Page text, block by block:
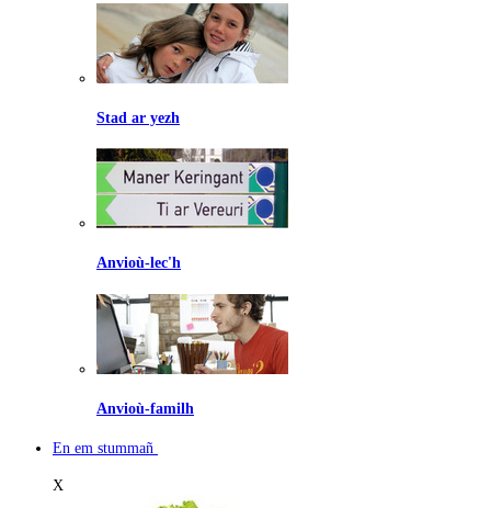
Stad ar yezh
Anvioù-lec'h
Anvioù-familh
En em stummañ
X